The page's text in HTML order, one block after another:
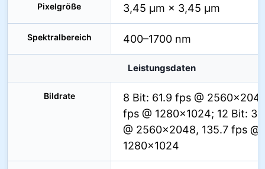
Pixelgröße 3,45 µm × 3,45 µm
Spektralbereich 400–1700 nm
Leistungsdaten
Bildrate
8 Bit: 61.9 fps @
fps @ 1280×1024; 12 Bit:
@ 2560×2048, 135.7 fps @
1280×1024